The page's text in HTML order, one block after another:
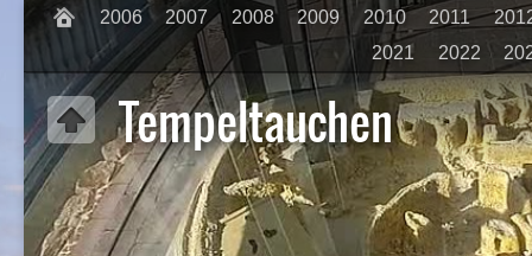
2006 2007 2008 2009 2010 2011
2021
2022
Tempeltauchen